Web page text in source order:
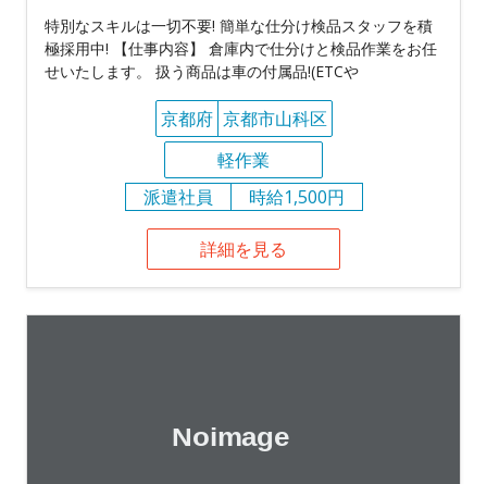
特別なスキルは一切不要! 簡単な仕分け検品スタッフを積
極採用中! 【仕事内容】 倉庫内で仕分けと検品作業をお任
せいたします。 扱う商品は車の付属品!(ETCや
京都府 京都市山科区
軽作業
派遣社員
時給1,500円
詳細を見る